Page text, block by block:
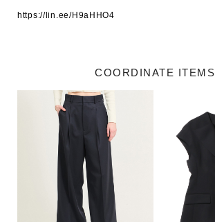
COORDINATE ITEMS